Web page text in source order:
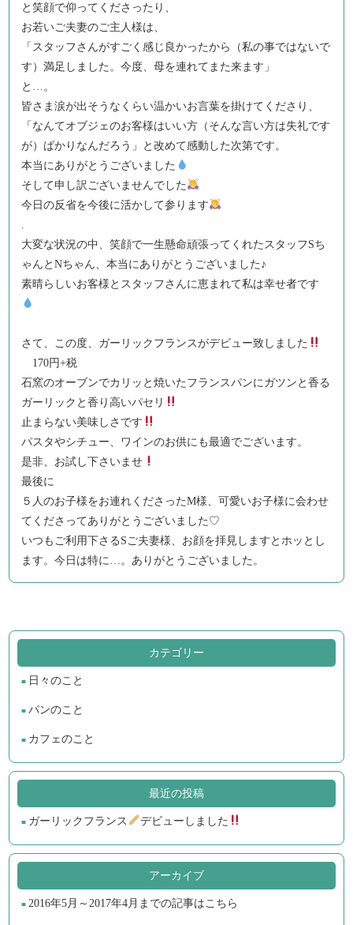
と笑顔で仰ってくださったり、
お若いご夫妻のご主人様は、
「スタッフさんがすごく感じ良かったから（私の事ではないで
す）満足しました。今度、母を連れてまた来ます」
と…。
皆さま涙が出そうなくらい温かいお言葉を掛けてくださり、
「なんてオブジェのお客様はいい方（そんな言い方は失礼です
が）ばかりなんだろう」と改めて感動した次第です。
本当にありがとうございました
そして申し訳ございませんでした
今日の反省を今後に活かして参ります
大変な状況の中、笑顔で一生懸命頑張ってくれたスタッフSち
ゃんとNちゃん、本当にありがとうございました♪
素晴らしいお客様とスタッフさんに恵まれて私は幸せ者です
さて、この度、ガーリックフランスがデビュー致しました
170円+税
石窯のオーブンでカリッと焼いたフランスパンにガツンと香る
ガーリックと香り高いパセリ
止まらない美味しさです
パスタやシチュー、ワインのお供にも最適でございます。
是非、お試し下さいませ
最後に
５人のお子様をお連れくださったM様、可愛いお子様に会わせ
てくださってありがとうございました♡
いつもご利用下さるSご夫妻様、お顔を拝見しますとホッとし
ます。今日は特に…。ありがとうございました。
カテゴリー
日々のこと
パンのこと
カフェのこと
最近の投稿
ガーリックフランス デビューしました
アーカイブ
2016年5月～2017年4月までの記事はこちら